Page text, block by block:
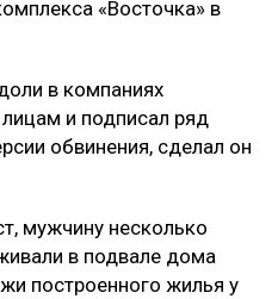
«Восточка» в
в компаниях
и подписал ряд
обвинения, сделал он
мужчину несколько
в подвале дома
построенного жилья у